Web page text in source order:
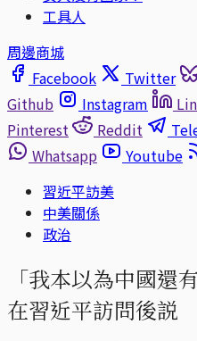
工具人
周邊商城
Facebook
Twitter
Github
Instagram
Pinterest
Reddit
Whatsapp
Youtube
習近平訪美
中美關係
政治
「我本以為中國還
在習近平訪問後説